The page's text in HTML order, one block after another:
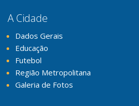
A Cidade
Dados Gerais
Educação
Futebol
Região Metropolitana
Galeria de Fotos